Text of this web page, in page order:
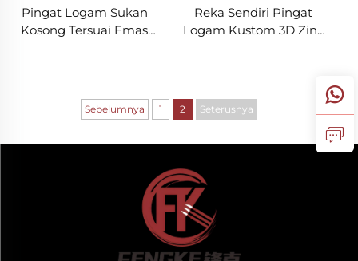
Pingat Logam Sukan
Kosong Tersuai Emas
Tampar
Reka Sendiri Pingat
Logam Kustom 3D Zink
Sebelumnya 1 2 Seterusnya